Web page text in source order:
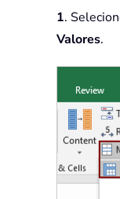
1.
Valores.